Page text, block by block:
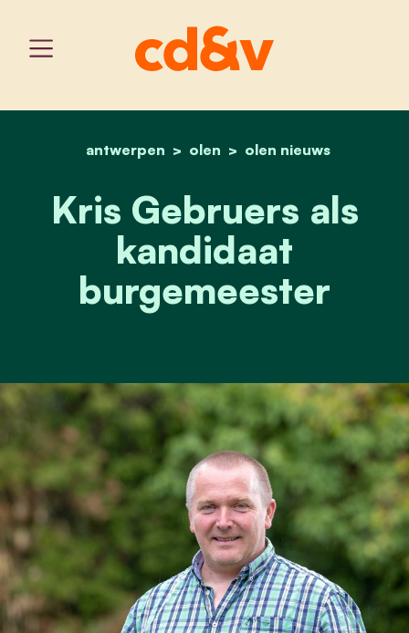
home
antwerpen olen olen nieuws
kris gebruers als
Kris Gebruers als
kandidaat
burgemeester